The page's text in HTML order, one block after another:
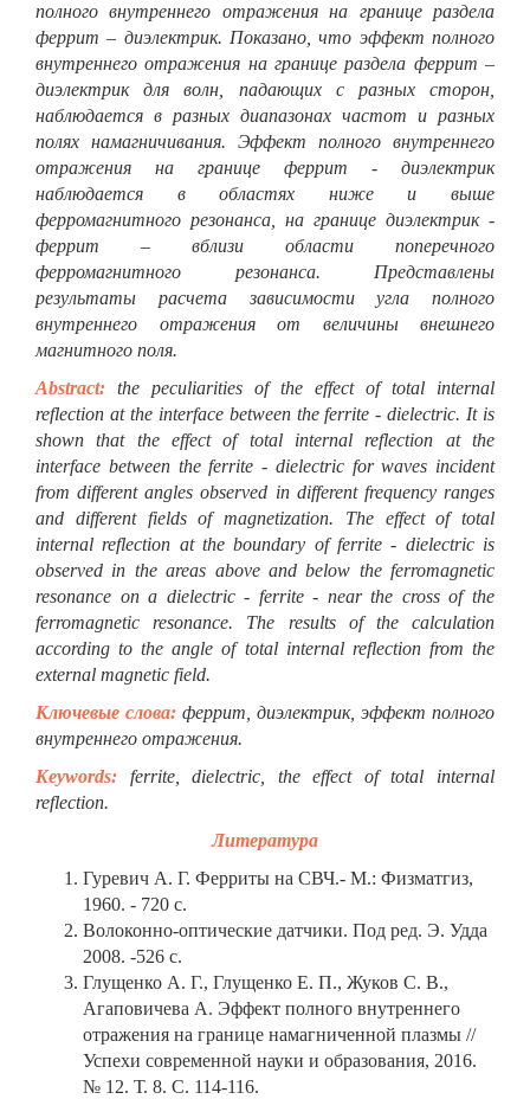
полного внутреннего отражения на границе раздела
феррит – диэлектрик. Показано, что эффект полного
внутреннего отражения на границе раздела феррит –
диэлектрик для волн, падающих с разных сторон,
наблюдается в разных диапазонах частот и разных
полях намагничивания. Эффект полного внутреннего
отражения на границе феррит - диэлектрик
наблюдается в областях ниже и выше
ферромагнитного резонанса, на границе диэлектрик -
феррит – вблизи области поперечного
ферромагнитного резонанса. Представлены
результаты расчета зависимости угла полного
внутреннего отражения от величины внешнего
магнитного поля.
Abstract: the peculiarities of the effect of total internal
reflection at the interface between the ferrite - dielectric. It is
shown that the effect of total internal reflection at the
interface between the ferrite - dielectric for waves incident
from different angles observed in different frequency ranges
and different fields of magnetization. The effect of total
internal reflection at the boundary of ferrite - dielectric is
observed in the areas above and below the ferromagnetic
resonance on a dielectric - ferrite - near the cross of the
ferromagnetic resonance. The results of the calculation
according to the angle of total internal reflection from the
external magnetic field.
Ключевые слова: феррит, диэлектрик, эффект полного
внутреннего отражения.
Keywords: ferrite, dielectric, the effect of total internal
reflection.
Литература
Гуревич А. Г. Ферриты на СВЧ.- М.: Физматгиз,
1960. - 720 с.
Волоконно-оптические датчики. Под ред. Э. Удда
2008. -526 с.
Глущенко А. Г., Глущенко Е. П., Жуков С. В.,
Агаповичева А. Эффект полного внутреннего
отражения на границе намагниченной плазмы //
Успехи современной науки и образования, 2016.
№ 12. Т. 8. С. 114-116.